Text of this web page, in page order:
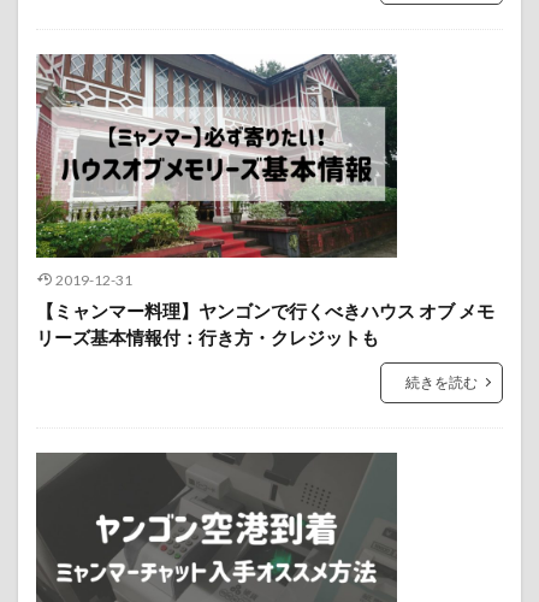
2019-12-31
【ミャンマー料理】ヤンゴンで行くべきハウス オブ メモ
リーズ基本情報付：行き方・クレジットも
続きを読む